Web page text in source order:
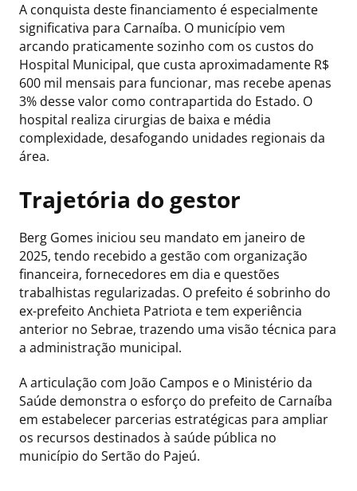
A conquista deste financiamento é especialmente
significativa para Carnaíba. O município vem
arcando praticamente sozinho com os custos do
Hospital Municipal, que custa aproximadamente R$
600 mil mensais para funcionar, mas recebe apenas
3% desse valor como contrapartida do Estado. O
hospital realiza cirurgias de baixa e média
complexidade, desafogando unidades regionais da
área.
Trajetória do gestor
Berg Gomes iniciou seu mandato em janeiro de
2025, tendo recebido a gestão com organização
financeira, fornecedores em dia e questões
trabalhistas regularizadas. O prefeito é sobrinho do
ex-prefeito Anchieta Patriota e tem experiência
anterior no Sebrae, trazendo uma visão técnica para
a administração municipal.
A articulação com João Campos e o Ministério da
Saúde demonstra o esforço do prefeito de Carnaíba
em estabelecer parcerias estratégicas para ampliar
os recursos destinados à saúde pública no
município do Sertão do Pajeú.